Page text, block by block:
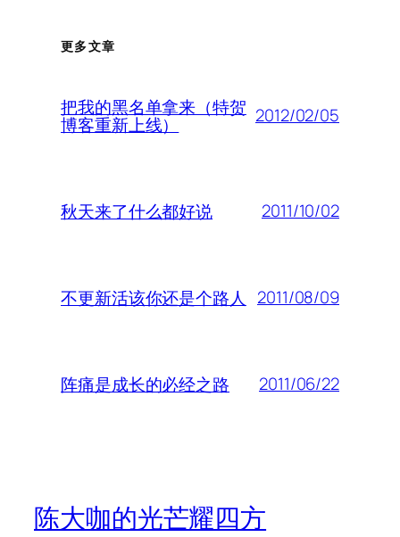
更多文章
把我的黑名单拿来（特贺
博客重新上线） 2012/02/05
秋天来了什么都好说 2011/10/02
不更新活该你还是个路人 2011/08/09
阵痛是成长的必经之路 2011/06/22
陈大咖的光芒耀四方